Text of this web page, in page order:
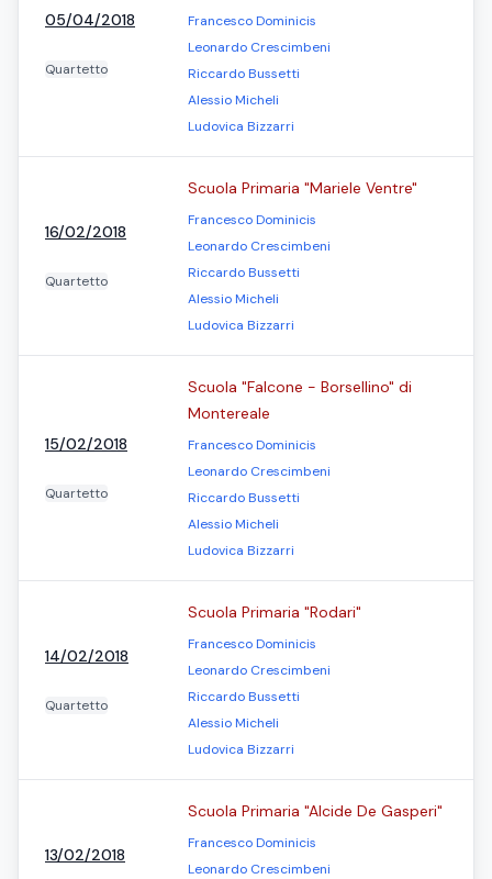
05/04/2018
Quartetto
Francesco Dominicis
Leonardo Crescimbeni
Riccardo Bussetti
Alessio Micheli
Ludovica Bizzarri
16/02/2018
Quartetto
Scuola Primaria "Mariele Ventre"
Francesco Dominicis
Leonardo Crescimbeni
Riccardo Bussetti
Alessio Micheli
Ludovica Bizzarri
15/02/2018
Quartetto
Scuola "Falcone - Borsellino" di
Montereale
Francesco Dominicis
Leonardo Crescimbeni
Riccardo Bussetti
Alessio Micheli
Ludovica Bizzarri
14/02/2018
Quartetto
Scuola Primaria "Rodari"
Francesco Dominicis
Leonardo Crescimbeni
Riccardo Bussetti
Alessio Micheli
Ludovica Bizzarri
13/02/2018
Scuola Primaria "Alcide De Gasperi"
Francesco Dominicis
Leonardo Crescimbeni